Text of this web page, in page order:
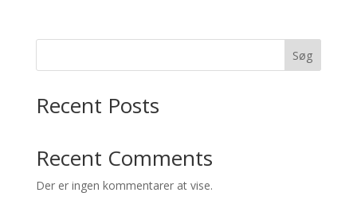
40.000,00 kr.
Søg
Recent Posts
Recent Comments
Der er ingen kommentarer at vise.